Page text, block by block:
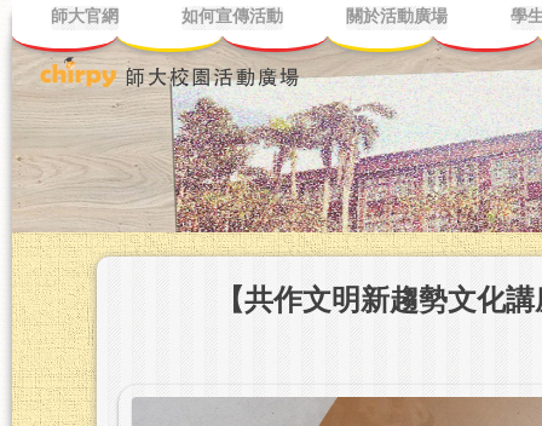
師大官網 如何宣傳活動 關於活動廣場 學
【共作文明新趨勢文化